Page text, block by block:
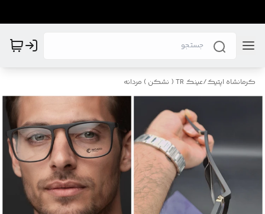
کرمانشاه اپتیک/عینک TR ( نشکن ) مردانه